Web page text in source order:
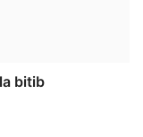
bitib